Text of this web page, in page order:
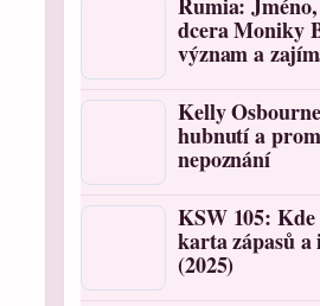
dcera Moniky
význam a
Kelly
hubnutí a
nepoznání
KSW 105: Kde
karta zápasů a
(2025)